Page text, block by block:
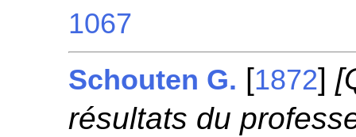
1067
Schouten G. [1872]
résultats du